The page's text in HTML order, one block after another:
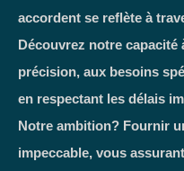
accordent se reflète à
Découvrez notre capacité
précision, aux besoins
en respectant les délais
Notre ambition? Fournir
impeccable, vous